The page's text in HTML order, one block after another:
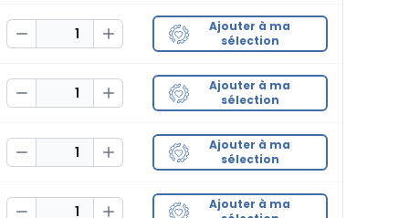
Decrease QuantityIncrease Quantity
Ajouter à ma
sélection
Decrease QuantityIncrease Quantity
Ajouter à ma
sélection
Decrease QuantityIncrease Quantity
Ajouter à ma
sélection
Ajouter à ma